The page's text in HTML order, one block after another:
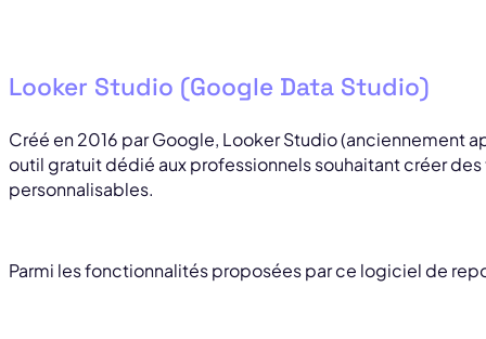
Looker Studio (Google Data Studio)
Créé en 2016 par Google, Looker Studio (anciennement
outil gratuit dédié aux professionnels souhaitant créer
personnalisables.
Parmi les fonctionnalités proposées par ce logiciel de